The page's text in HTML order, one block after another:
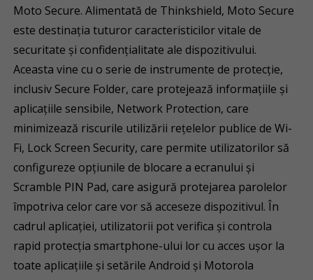
Moto Secure. Alimentată de Thinkshield, Moto Secure
este destinația tuturor caracteristicilor vitale de
securitate și confidențialitate ale dispozitivului.
Aceasta vine cu o serie de instrumente de protecție,
inclusiv Secure Folder, care protejează informațiile și
aplicațiile sensibile, Network Protection, care
minimizează riscurile utilizării rețelelor publice de Wi-
Fi, Lock Screen Security, care permite utilizatorilor să
configureze opțiunile de blocare a ecranului și
Scramble PIN Pad, care asigură protejarea parolelor
împotriva celor care vor să acceseze dispozitivul. În
cadrul aplicației, utilizatorii pot verifica și controla
rapid protecția smartphone-ului lor cu acces ușor la
toate aplicațiile și setările Android și Motorola